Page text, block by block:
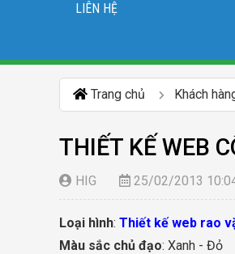
LIÊN HỆ
Trang chủ Khách
THIẾT KẾ WEB
HIG 25/02/2013
Loại hình: Thiết kế web rao
Màu sắc chủ đạo: Xanh - Đỏ